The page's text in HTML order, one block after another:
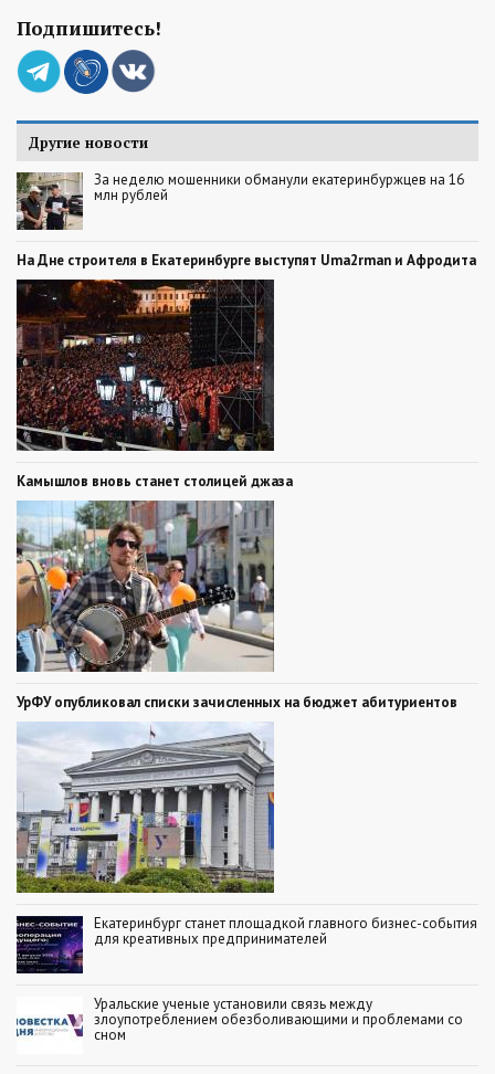
Подпишитесь!
Другие новости
За неделю мошенники обманули екатеринбуржцев на 16
млн рублей
На Дне строителя в Екатеринбурге выступят Uma2rman и Афродита
Камышлов вновь станет столицей джаза
УрФУ опубликовал списки зачисленных на бюджет абитуриентов
Екатеринбург станет площадкой главного бизнес-события
для креативных предпринимателей
Уральские ученые установили связь между
злоупотреблением обезболивающими и проблемами со
сном